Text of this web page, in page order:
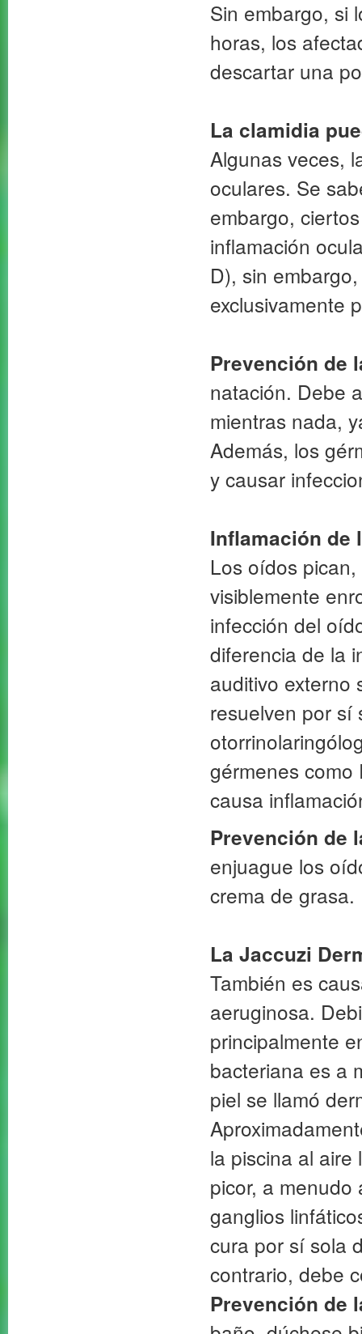
Sin embargo, si
horas, los
descartar una
La clamidia
Algunas veces,
oculares. Se
embargo,
inflamación
D), sin
exclusivamente
Prevención de
natación. Debe
mientras nada,
Además, los
y causar
Inflamación de
Los oídos
visiblemente
infección del
diferencia de la
auditivo externo
resuelven por sí
gérmenes
causa
Prevención de
enjuague los
crema de grasa.
La Jaccuzi
También es
aeruginosa.
principalmente
bacteriana es a
piel se llamó
la piscina al
picor, a
ganglios
cura por sí sola
contrario, debe
Prevención de